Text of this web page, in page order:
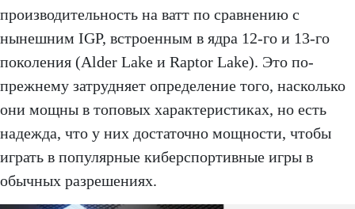
производительность на ватт по сравнению с
нынешним IGP, встроенным в ядра 12-го и 13-го
поколения (Alder Lake и Raptor Lake). Это по-
прежнему затрудняет определение того, насколько
они мощны в топовых характеристиках, но есть
надежда, что у них достаточно мощности, чтобы
играть в популярные киберспортивные игры в
обычных разрешениях.